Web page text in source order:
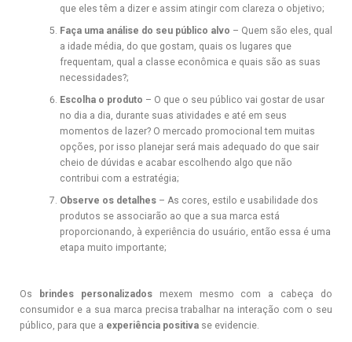
que eles têm a dizer e assim atingir com clareza o objetivo;
Faça uma análise do seu público alvo – Quem são eles, qual
a idade média, do que gostam, quais os lugares que
frequentam, qual a classe econômica e quais são as suas
necessidades?;
Escolha o produto – O que o seu público vai gostar de usar
no dia a dia, durante suas atividades e até em seus
momentos de lazer? O mercado promocional tem muitas
opções, por isso planejar será mais adequado do que sair
cheio de dúvidas e acabar escolhendo algo que não
contribui com a estratégia;
Observe os detalhes– As cores, estilo e usabilidade dos
produtos se associarão ao que a sua marca está
proporcionando, à experiência do usuário, então essa é uma
etapa muito importante;
Os brindes personalizadosmexem mesmo com a cabeça do
consumidor e a sua marca precisa trabalhar na interação com o seu
público, para que a experiência positiva se evidencie.